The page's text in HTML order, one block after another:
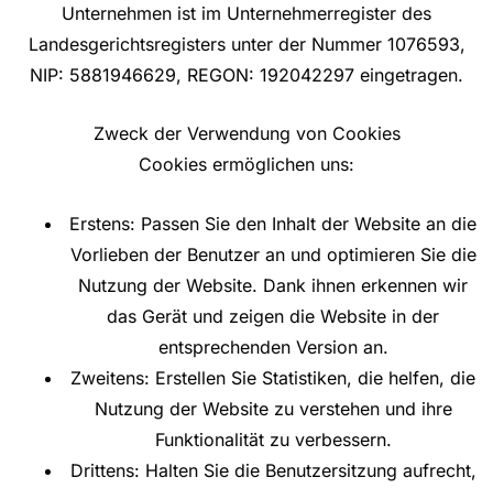
Unternehmen ist im Unternehmerregister des
Landesgerichtsregisters unter der Nummer 1076593,
NIP: 5881946629, REGON: 192042297 eingetragen.
Zweck der Verwendung von Cookies
Cookies ermöglichen uns:
Erstens: Passen Sie den Inhalt der Website an die
Vorlieben der Benutzer an und optimieren Sie die
Nutzung der Website. Dank ihnen erkennen wir
das Gerät und zeigen die Website in der
entsprechenden Version an.
Zweitens: Erstellen Sie Statistiken, die helfen, die
Nutzung der Website zu verstehen und ihre
Funktionalität zu verbessern.
Drittens: Halten Sie die Benutzersitzung aufrecht,